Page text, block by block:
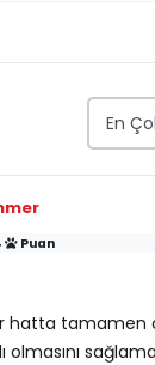
Puan
hatta tamamen
olmasını